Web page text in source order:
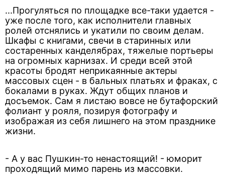
...Прогуляться по площадке все-таки удается -
уже после того, как исполнители главных
ролей отснялись и укатили по своим делам.
Шкафы с книгами, свечи в старинных или
состаренных канделябрах, тяжелые портьеры
на огромных карнизах. И среди всей этой
красоты бродят неприкаянные актеры
массовых сцен - в бальных платьях и фраках, с
бокалами в руках. Ждут общих планов и
досъемок. Сам я листаю вовсе не бутафорский
фолиант у рояля, позируя фотографу и
изображая из себя лишнего на этом празднике
жизни.
- А у вас Пушкин-то ненастоящий! - юморит
проходящий мимо парень из массовки.